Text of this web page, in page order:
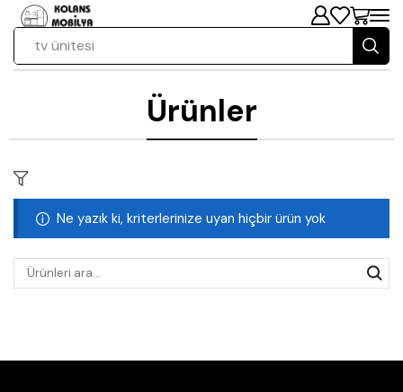
tv ünitesi
Ürünler
Ne yazık ki, kriterlerinize uyan hiçbir ürün yok